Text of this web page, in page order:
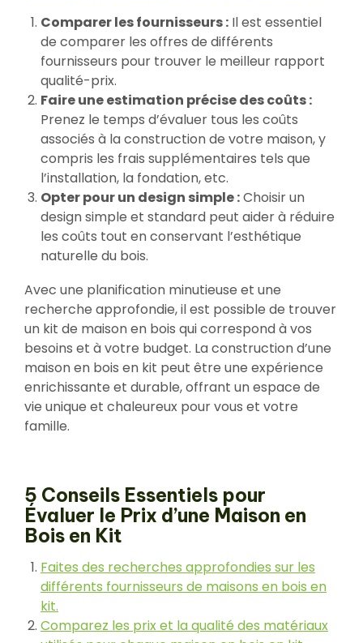
Comparer les fournisseurs : Il est essentiel
de comparer les offres de différents
fournisseurs pour trouver le meilleur rapport
qualité-prix.
Faire une estimation précise des coûts :
Prenez le temps d’évaluer tous les coûts
associés à la construction de votre maison, y
compris les frais supplémentaires tels que
l’installation, la fondation, etc.
Opter pour un design simple :Choisir un
design simple et standard peut aider à réduire
les coûts tout en conservant l’esthétique
naturelle du bois.
Avec une planification minutieuse et une
recherche approfondie, il est possible de trouver
un kit de maison en bois qui correspond à vos
besoins et à votre budget. La construction d’une
maison en bois en kit peut être une expérience
enrichissante et durable, offrant un espace de
vie unique et chaleureux pour vous et votre
famille.
5 Conseils Essentiels pour
Évaluer le Prix d’une Maison en
Bois en Kit
Faites des recherches approfondies sur les
différents fournisseurs de maisons en bois en
kit.
Comparez les prix et la qualité des matériaux